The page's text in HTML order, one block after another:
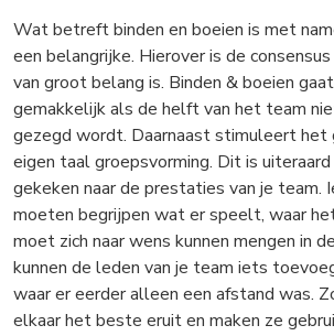
Wat betreft binden en boeien is met
een belangrijke. Hierover is de
van groot belang is. Binden & boeien
gemakkelijk als de helft van het team
gezegd wordt. Daarnaast stimuleert het
eigen taal groepsvorming. Dit is
gekeken naar de prestaties van je team.
moeten begrijpen wat er speelt, waar
moet zich naar wens kunnen mengen in
kunnen de leden van je team iets
waar er eerder alleen een afstand was.
elkaar het beste eruit en maken ze